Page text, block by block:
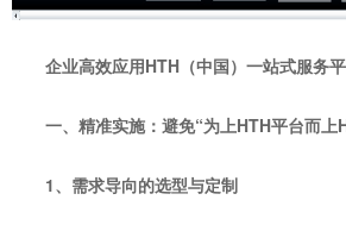
企业高效应用HTH（中国）一站式服务
一、精准实施：避免“为上HTH平台而上
1、需求导向的选型与定制